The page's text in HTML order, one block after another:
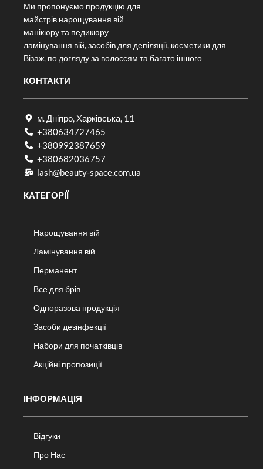
Ми пропонуємо продукцію для
майстрів нарощування вій
манікюру та педикюру
ламінування вій, засобів для депіляції, косметики для
Візаж, по догляду за волоссям та багато іншого
КОНТАКТИ
м. Дніпро, Харківська, 11
+380634727465
+380992387659
+380682036757​
lash@beauty-space.com.ua
КАТЕГОРІЇ
Нарощування вій
Ламінування вій
Перманент
Все для брів
Одноразова продукція
Засоби дезінфекції
Набори для початківців
Акційні пропозиції
ІНФОРМАЦІЯ
Відгуки
Про Нас